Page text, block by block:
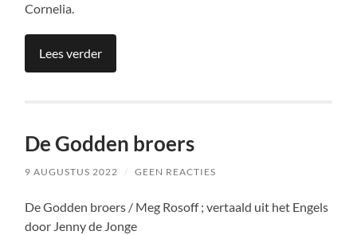
Cornelia.
Lees verder
De Godden broers
9 AUGUSTUS 2022 / GEEN REACTIES
De Godden broers / Meg Rosoff ; vertaald uit het Engels
door Jenny de Jonge